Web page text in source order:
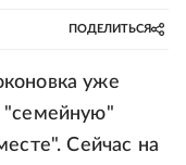
ПОДЕЛИТЬСЯ
уже
"семейную"
Сейчас на